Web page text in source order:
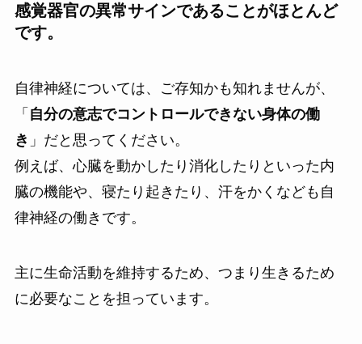
感覚器官の異常サインであることがほとんど
です。
自律神経については、ご存知かも知れませんが、
「 自分の意志でコントロールできない身体の働
き 」だと思ってください。
例えば、心臓を動かしたり消化したりといった内
臓の機能や、寝たり起きたり、汗をかくなども自
律神経の働きです。
主に生命活動を維持するため、つまり生きるため
に必要なことを担っています。